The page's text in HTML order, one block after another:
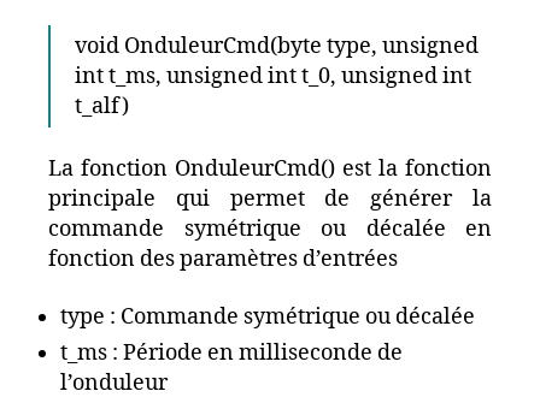
void OnduleurCmd(byte type, unsigned
int t_ms, unsigned int t_0, unsigned int
t_alf)
La fonction OnduleurCmd() est la fonction
principale qui permet de générer la
commande symétrique ou décalée en
fonction des paramètres d’entrées
type : Commande symétrique ou décalée
t_ms : Période en milliseconde de
l’onduleur